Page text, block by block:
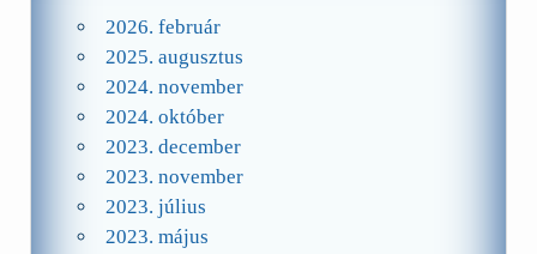
2026. február
2025. augusztus
2024. november
2024. október
2023. december
2023. november
2023. július
2023. május